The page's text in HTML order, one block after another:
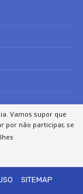
SITEMAP
Vamos supor que
por não participar, se